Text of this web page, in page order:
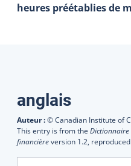
heures préétablies de
Traductions
anglais
Auteur :© Canadian Institute of
This entry is from the Dictionnaire
financièreversion 1.2,